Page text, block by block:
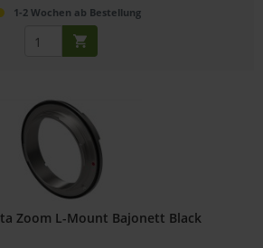
1-2 Wochen ab Bestellung
Zoom L-Mount Bajonett Black